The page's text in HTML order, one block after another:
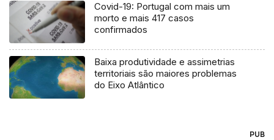
Covid-19: Portugal com mais um
morto e mais 417 casos
confirmados
Baixa produtividade e assimetrias
territoriais são maiores problemas
do Eixo Atlântico
PUB